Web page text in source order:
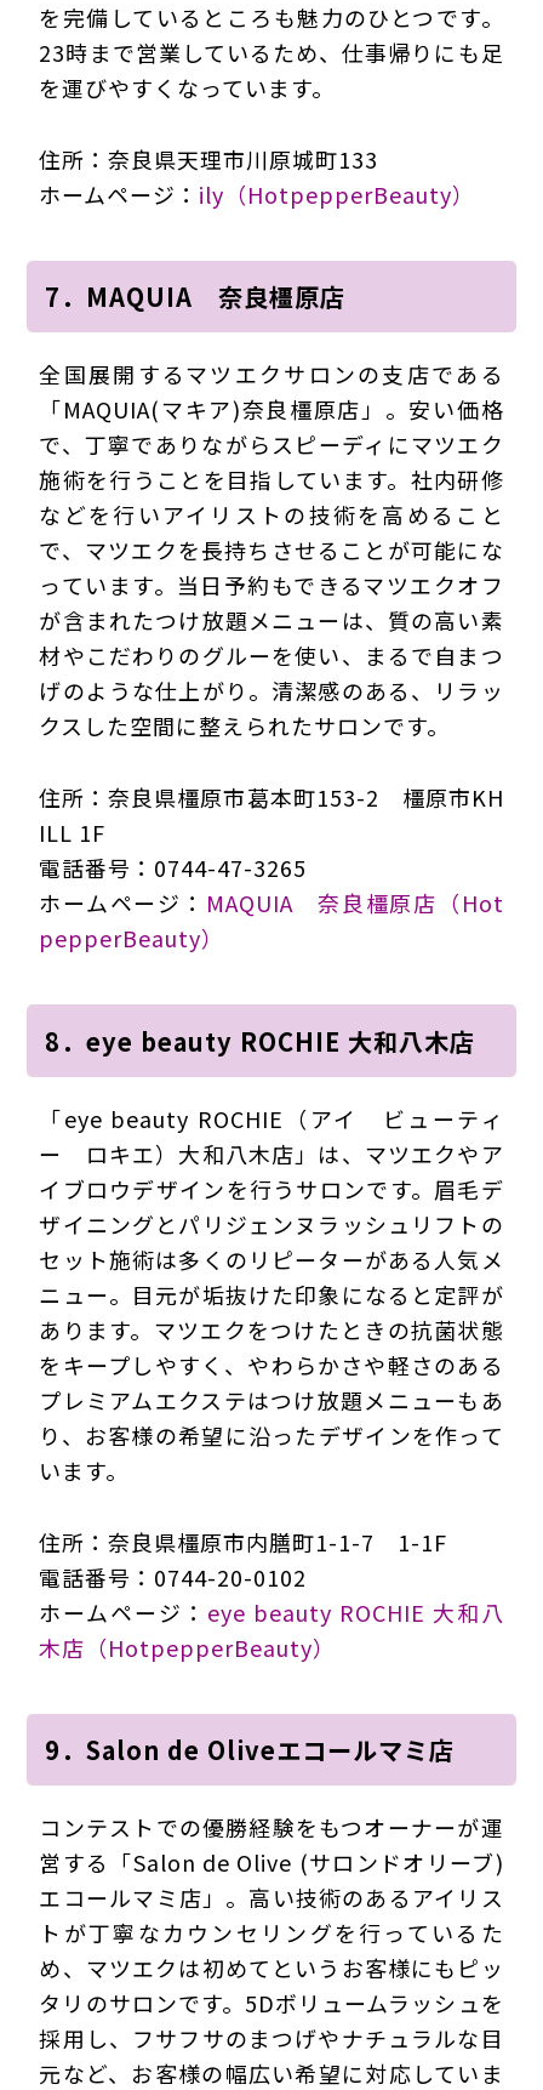
を完備しているところも魅力のひとつです。
23時まで営業しているため、仕事帰りにも足
を運びやすくなっています。
住所：奈良県天理市川原城町133
ホームページ： ily（HotpepperBeauty）
7．MAQUIA 奈良橿原店
全国展開するマツエクサロンの支店である
「MAQUIA(マキア)奈良橿原店」。安い価格
で、丁寧でありながらスピーディにマツエク
施術を行うことを目指しています。社内研修
などを行いアイリストの技術を高めること
で、マツエクを長持ちさせることが可能にな
っています。当日予約もできるマツエクオフ
が含まれたつけ放題メニューは、質の高い素
材やこだわりのグルーを使い、まるで自まつ
げのような仕上がり。清潔感のある、リラッ
クスした空間に整えられたサロンです。
住所：奈良県橿原市葛本町153-2 橿原市KH
ILL 1F
電話番号：0744-47-3265
ホームページ： MAQUIA 奈良橿原店（Hot
pepperBeauty）
8．eye beauty ROCHIE 大和八木店
「eye beauty ROCHIE（アイ ビューティ
ー ロキエ）大和八木店」は、マツエクやア
イブロウデザインを行うサロンです。眉毛デ
ザイニングとパリジェンヌラッシュリフトの
セット施術は多くのリピーターがある人気メ
ニュー。目元が垢抜けた印象になると定評が
あります。マツエクをつけたときの抗菌状態
をキープしやすく、やわらかさや軽さのある
プレミアムエクステはつけ放題メニューもあ
り、お客様の希望に沿ったデザインを作って
います。
住所：奈良県橿原市内膳町1-1-7 1-1F
電話番号：0744-20-0102
ホームページ： eye beauty ROCHIE 大和八
木店（HotpepperBeauty）
9．Salon de Oliveエコールマミ店
コンテストでの優勝経験をもつオーナーが運
営する「Salon de Olive (サロンドオリーブ)
エコールマミ店」。高い技術のあるアイリス
トが丁寧なカウンセリングを行っているた
め、マツエクは初めてというお客様にもピッ
タリのサロンです。5Dボリュームラッシュを
採用し、フサフサのまつげやナチュラルな目
元など、お客様の幅広い希望に対応していま